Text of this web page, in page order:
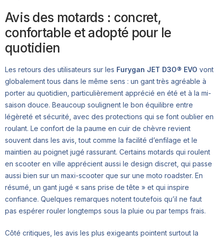
Avis des motards : concret,
confortable et adopté pour le
quotidien
Les retours des utilisateurs sur les Furygan JET D3O® EVO vont
globalement tous dans le même sens : un gant très agréable à
porter au quotidien, particulièrement apprécié en été et à la mi-
saison douce. Beaucoup soulignent le bon équilibre entre
légèreté et sécurité, avec des protections qui se font oublier en
roulant. Le confort de la paume en cuir de chèvre revient
souvent dans les avis, tout comme la facilité d’enfilage et le
maintien au poignet jugé rassurant. Certains motards qui roulent
en scooter en ville apprécient aussi le design discret, qui passe
aussi bien sur un maxi-scooter que sur une moto roadster. En
résumé, un gant jugé « sans prise de tête » et qui inspire
confiance. Quelques remarques notent toutefois qu’il ne faut
pas espérer rouler longtemps sous la pluie ou par temps frais.
Côté critiques, les avis les plus exigeants pointent surtout la